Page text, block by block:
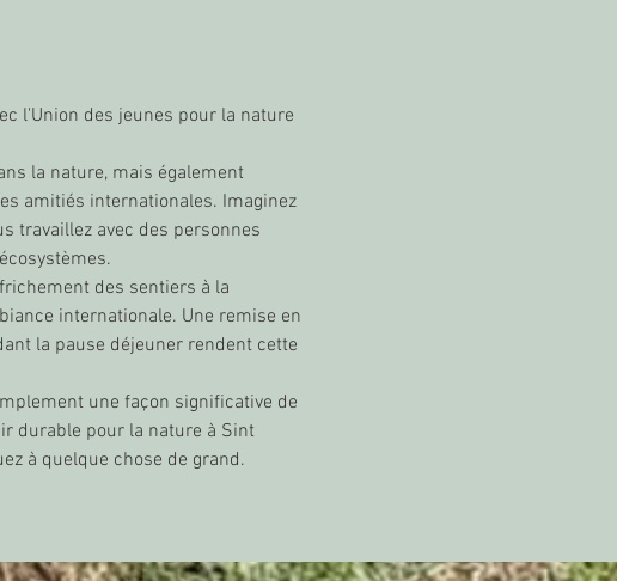
l'Union des jeunes pour la nature
la nature, mais également
amitiés internationales. Imaginez
travaillez avec des personnes
des sentiers à la
internationale. Une remise en
la pause déjeuner rendent cette
une façon significative de
durable pour la nature à Sint
à quelque chose de grand.